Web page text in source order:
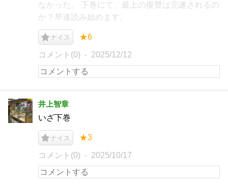
なかった。 下巻にて、最上の復讐は完遂されるの
か？早速読み始めます。
ナイス ★6
コメント(0) 2025/12/12
井上智章
いざ下巻
ナイス ★3
コメント(0) 2025/10/17